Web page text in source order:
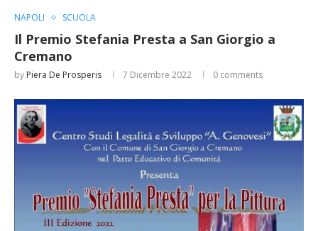
NAPOLI SCUOLA
Il Premio Stefania Presta a San Giorgio a
Cremano
by Piera De Prosperis 7 Dicembre 2022 0 comments